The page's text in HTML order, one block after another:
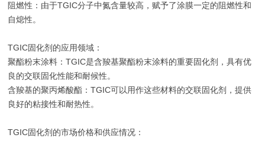
‌阻燃性‌：由于‌TGIC分子中氮含量较高，赋予了涂膜一定的阻燃性和
自熄性‌。
‌TGIC固化剂的应用领域‌：
‌聚酯粉末涂料‌：‌TGIC是含羧基聚酯粉末涂料的重要固化剂，具有优
良的交联固化性能和耐候性‌。
‌含羧基的聚丙烯酸酯‌：‌TGIC可以用作这些材料的交联固化剂，提供
良好的粘接性和耐热性‌。
‌TGIC固化剂的市场价格和供应情况‌：